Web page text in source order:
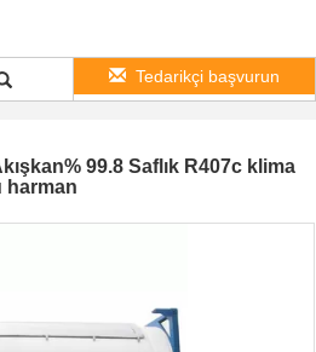
Tedarikçi başvurun
99.8 Saflık R407c klima
harman